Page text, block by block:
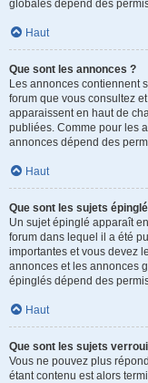
globales dépend des
Haut
Que sont les annonces ?
Les annonces contiennent
forum que vous consultez
apparaissent en haut de
publiées. Comme pour les
annonces dépend des
Haut
Que sont les sujets
Un sujet épinglé apparaît
forum dans lequel il a été
importantes et vous devez
annonces et les annonces
épinglés dépend des
Haut
Que sont les sujets
Vous ne pouvez plus
étant contenu est alors